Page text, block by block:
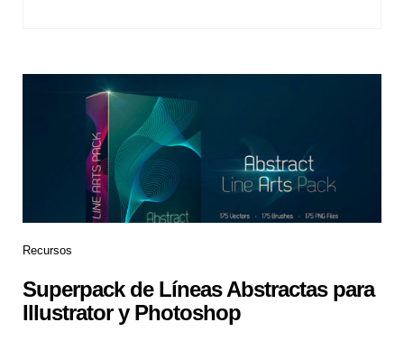
Recursos
Superpack de Líneas Abstractas para
Illustrator y Photoshop